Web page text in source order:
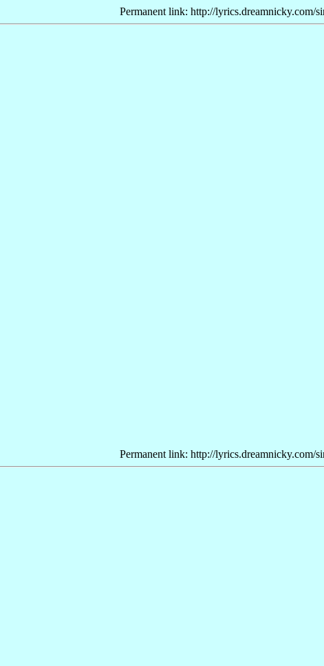
Permanent link: http://lyrics.dreamnicky.com/
Permanent link: http://lyrics.dreamnicky.com/